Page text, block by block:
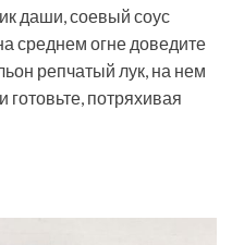
даши, соевый соус
среднем огне доведите
репчатый лук, на нем
готовьте, потряхивая